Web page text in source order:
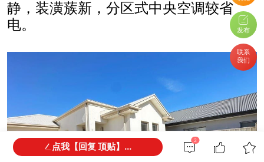
发布
联系
我们
静，装潢蔟新，分区式中央空调较省
电。
2
点我【回复 顶贴】...